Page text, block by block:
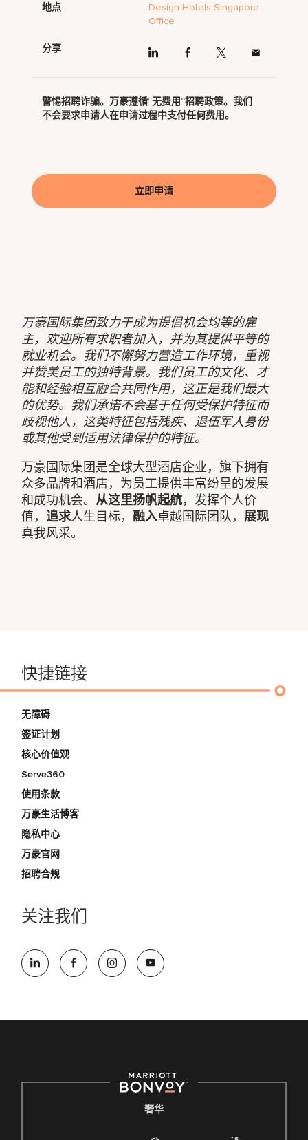
万豪国际集团致力于成为提倡机会均等的雇
主，欢迎所有求职者加入，并为其提供平等的
就业机会。我们不懈努力营造工作环境，重视
并赞美员工的独特背景。我们员工的文化、才
能和经验相互融合共同作用，这正是我们最大
的优势。我们承诺不会基于任何受保护特征而
歧视他人，这类特征包括残疾、退伍军人身份
或其他受到适用法律保护的特征。
万豪国际集团是全球大型酒店企业，旗下拥有
众多品牌和酒店，为员工提供丰富纷呈的发展
和成功机会。从这里扬帆起航，发挥个人价
值，追求人生目标， 融入卓越国际团队， 展现
真我风采。
地点
Design Hotels Singapore
Office
分享
警惕招聘诈骗。万豪遵循“无费用”招聘政策。我们
不会要求申请人在申请过程中支付任何费用。
立即申请
快捷链接
无障碍
签证计划
核心价值观
Serve360
使用条款
万豪生活博客
隐私中心
万豪官网
招聘合规
关注我们
奢华